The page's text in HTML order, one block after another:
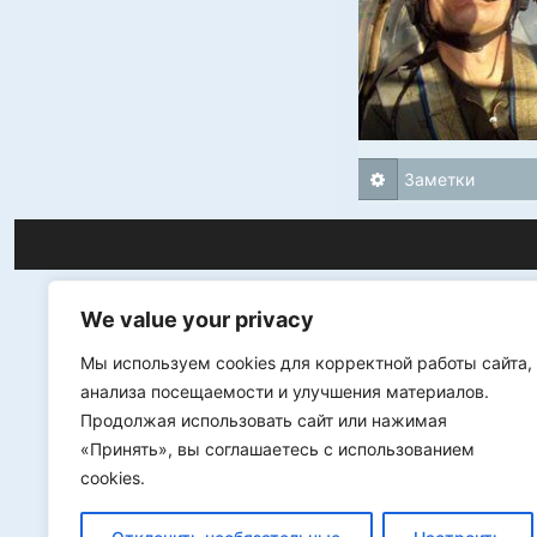
We value your privacy
Мы используем cookies для корректной работы сайта,
анализа посещаемости и улучшения материалов.
Продолжая использовать сайт или нажимая
«Принять», вы соглашаетесь с использованием
cookies.
Заметки